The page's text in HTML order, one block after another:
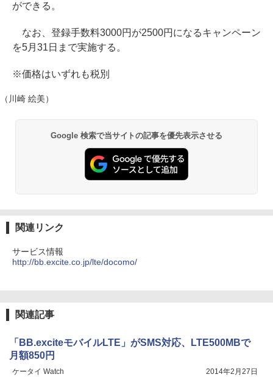
ができる。
なお、登録手数料3000円が2500円になるキャンペーン
を5月31日まで実施する。
※価格はいずれも税別
（川崎 絵美）
Google 検索で当サイトの記事を優先表示させる
関連リンク
サービス情報
http://bb.excite.co.jp/lte/docomo/
関連記事
「BB.exciteモバイルLTE」がSMS対応、LTE500MBで
月額850円
ケータイ Watch 2014年2月27日